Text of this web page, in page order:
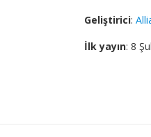
Geliştirici:
İlk yayın: 8